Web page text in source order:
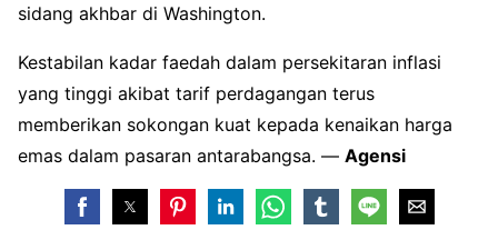
sidang akhbar di Washington.
Kestabilan kadar faedah dalam persekitaran inflasi
yang tinggi akibat tarif perdagangan terus
memberikan sokongan kuat kepada kenaikan harga
emas dalam pasaran antarabangsa. — Agensi